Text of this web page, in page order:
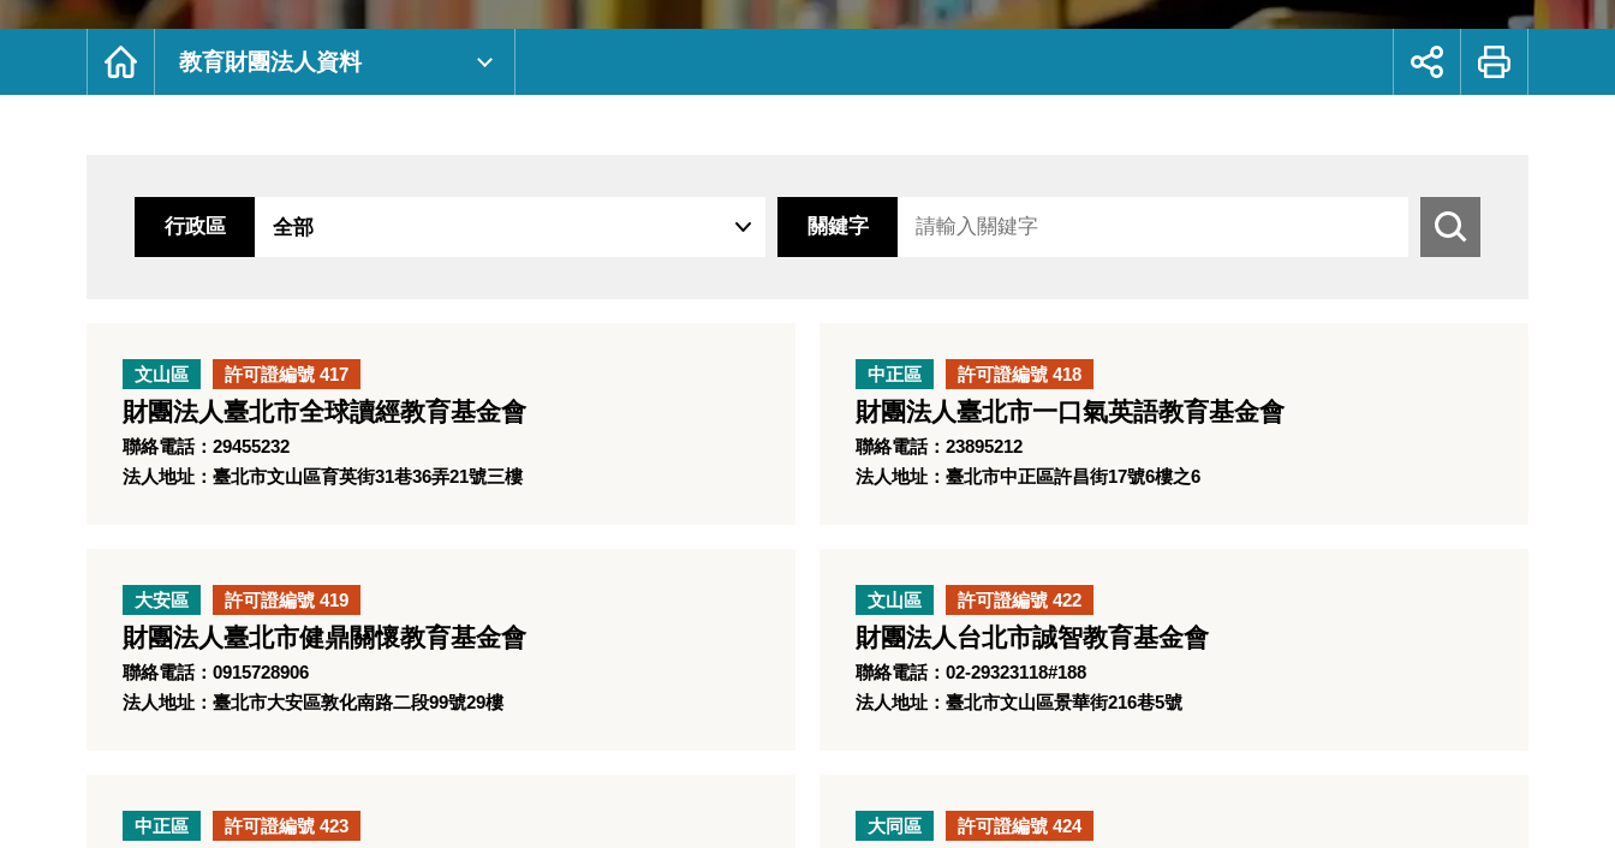
首
教育財團法人資料
展
鈕
列
行政區 關鍵字
搜
尋
文山區 許可證編號 417
財團法人臺北市全球讀經教育基金會
聯絡電話：29455232
法人地址：臺北市文山區育英街31巷36弄21號三樓
中正區 許可證編號 418
財團法人臺北市一口氣英語教育基金會
聯絡電話：23895212
法人地址：臺北市中正區許昌街17號6樓之6
大安區 許可證編號 419
財團法人臺北市健鼎關懷教育基金會
聯絡電話：0915728906
法人地址：臺北市大安區敦化南路二段99號29樓
文山區 許可證編號 422
財團法人台北市誠智教育基金會
聯絡電話：02-29323118#188
法人地址：臺北市文山區景華街216巷5號
中正區 許可證編號 423 大同區 許可證編號 424